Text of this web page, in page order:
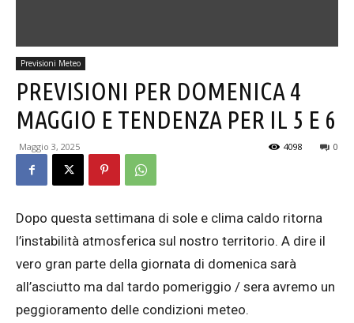
Previsioni Meteo
PREVISIONI PER DOMENICA 4
MAGGIO E TENDENZA PER IL 5 E 6
Maggio 3, 2025 0
4098
Dopo questa settimana di sole e clima caldo ritorna
l’instabilità atmosferica sul nostro territorio. A dire il
vero gran parte della giornata di domenica sarà
all’asciutto ma dal tardo pomeriggio / sera avremo un
peggioramento delle condizioni meteo.